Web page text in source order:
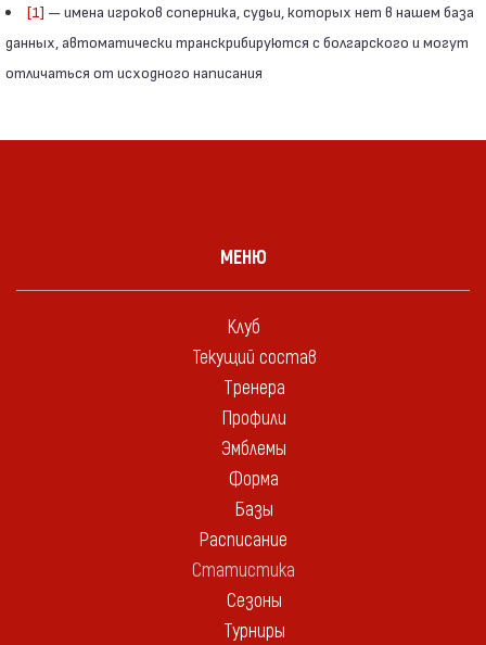
[1] — имена игроков соперника, судьи, которых нет в нашем база
данных, автоматически транскрибируются с болгарского и могут
отличаться от исходного написания
МЕНЮ
Клуб
Текущий состав
Тренера
Профили
Эмблемы
Форма
Базы
Расписание
Статистика
Сезоны
Турниры